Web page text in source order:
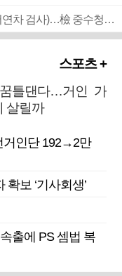
■ 검사 신분 버리고 직급하향(10년 이하 저연차 검사)…檢 중수청행 기피
스포츠 +
꿈틀댄다…거인 가
살릴까
거인단 192→2만
보 ‘기사회생’
출에 PS 셈법 복